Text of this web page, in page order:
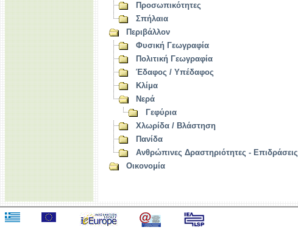
Προσωπικότητες
Σπήλαια
Περιβάλλον
Φυσική Γεωγραφία
Πολιτική Γεωγραφία
Έδαφος / Υπέδαφος
Κλίμα
Νερά
Γεφύρια
Χλωρίδα / Βλάστηση
Πανίδα
Ανθρώπινες Δραστηριότητες - Επιδράσεις
Οικονομία